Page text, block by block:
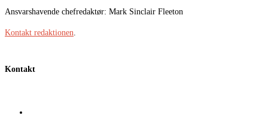
Ansvarshavende chefredaktør: Mark Sinclair Fleeton
Kontakt redaktionen
Kontakt